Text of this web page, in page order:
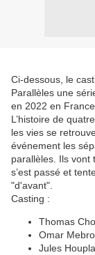
Ci-dessous, le
Parallèles une
en 2022 en
L’histoire de
les vies se
événement les
parallèles. Ils
s’est passé et
"d'avant".
Casting :
Thomas
Omar
Jules